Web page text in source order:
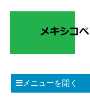
メニューを開く